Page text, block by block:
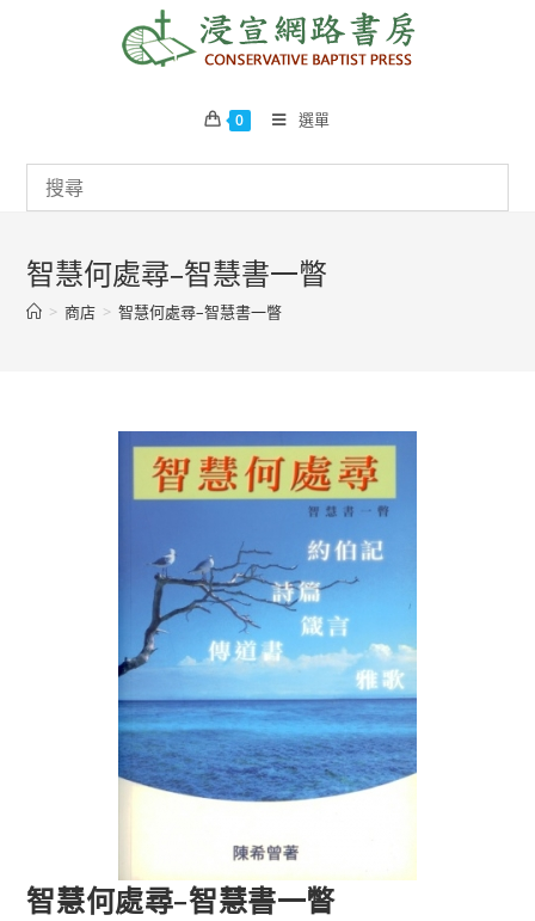
0 選單
智慧何處尋–智慧書一瞥
> 商店 > 智慧何處尋–智慧書一瞥
智慧何處尋–智慧書一瞥